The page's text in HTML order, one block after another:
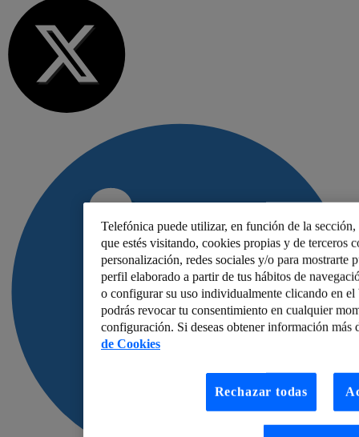
Telefónica puede utilizar, en función de la
que estés visitando, cookies propias y de terceros
personalización, redes sociales y/o para mostrarte
perfil elaborado a partir de tus hábitos de
o configurar su uso individualmente clicando en
podrás revocar tu consentimiento en cualquier
configuración. Si deseas obtener información más
de Cookies
Rechazar todas